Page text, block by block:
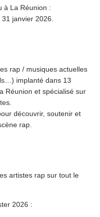
à La Réunion :
janvier 2026.
rap / musiques actuelles
implanté dans 13
Réunion et spécialisé sur
découvrir, soutenir et
rap.
artistes rap sur tout le
2026 :